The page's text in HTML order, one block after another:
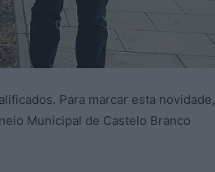
Para marcar esta novidade,
Municipal de Castelo Branco